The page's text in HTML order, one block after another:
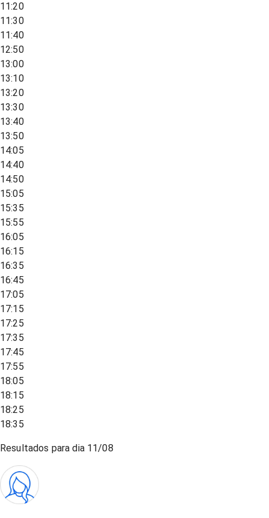
11:20
11:30
11:40
12:50
13:00
13:10
13:20
13:30
13:40
13:50
14:05
14:40
14:50
15:05
15:35
15:55
16:05
16:15
16:35
16:45
17:05
17:15
17:25
17:35
17:45
17:55
18:05
18:15
18:25
18:35
Resultados para dia 11/08